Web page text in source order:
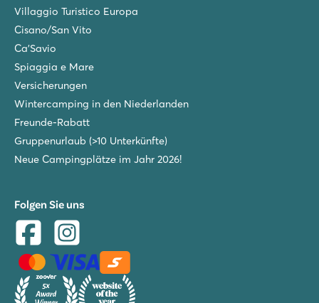
Villaggio Turistico Europa
Cisano/San Vito
Ca'Savio
Spiaggia e Mare
Versicherungen
Wintercamping in den Niederlanden
Freunde-Rabatt
Gruppenurlaub (>10 Unterkünfte)
Neue Campingplätze im Jahr 2026!
Folgen Sie uns